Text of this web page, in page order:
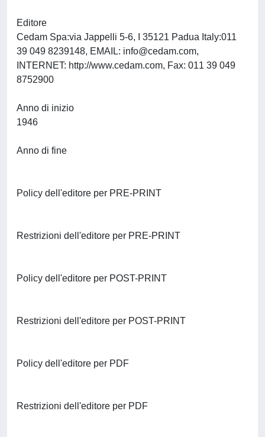
Editore
Cedam Spa:via Jappelli 5-6, I 35121 Padua Italy:011
39 049 8239148, EMAIL: info@cedam.com,
INTERNET: http://www.cedam.com, Fax: 011 39 049
Anno di inizio
Anno di fine
Policy dell'editore per PRE-PRINT
Restrizioni dell'editore per PRE-PRINT
Policy dell'editore per POST-PRINT
Restrizioni dell'editore per POST-PRINT
Policy dell'editore per PDF
Restrizioni dell'editore per PDF